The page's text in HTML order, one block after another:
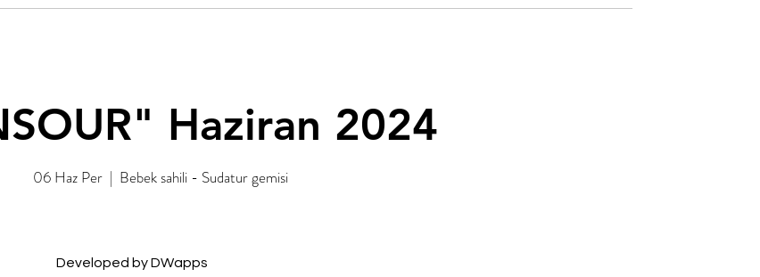
Haziran 2024
06 Haz Per
  |
Bebek sahili - Sudatur gemisi
Developed by DWapps